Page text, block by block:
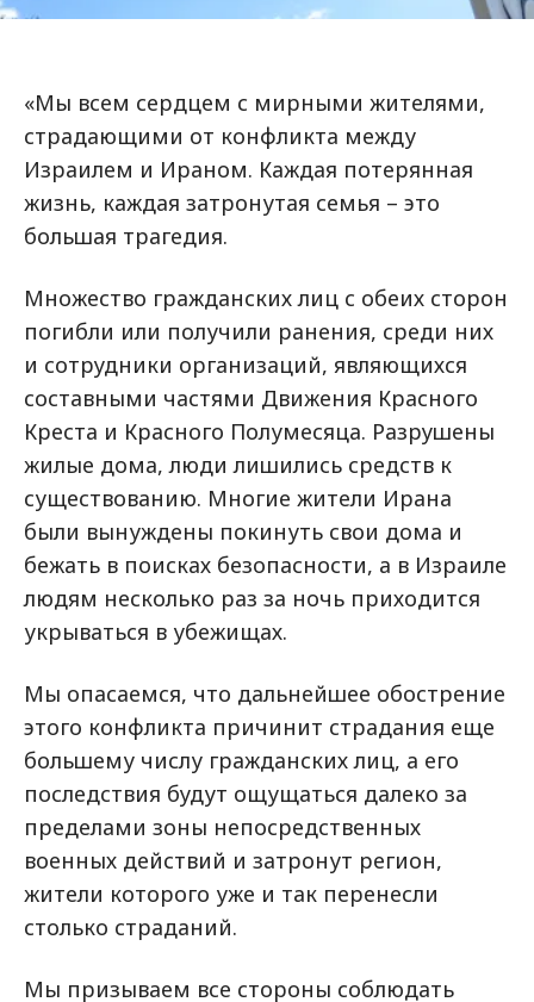
«Мы всем сердцем с мирными жителями,
страдающими от конфликта между
Израилем и Ираном. Каждая потерянная
жизнь, каждая затронутая семья – это
большая трагедия.
Множество гражданских лиц с обеих сторон
погибли или получили ранения, среди них
и сотрудники организаций, являющихся
составными частями Движения Красного
Креста и Красного Полумесяца. Разрушены
жилые дома, люди лишились средств к
существованию. Многие жители Ирана
были вынуждены покинуть свои дома и
бежать в поисках безопасности, а в Израиле
людям несколько раз за ночь приходится
укрываться в убежищах.
Мы опасаемся, что дальнейшее обострение
этого конфликта причинит страдания еще
большему числу гражданских лиц, а его
последствия будут ощущаться далеко за
пределами зоны непосредственных
военных действий и затронут регион,
жители которого уже и так перенесли
столько страданий.
Мы призываем все стороны соблюдать